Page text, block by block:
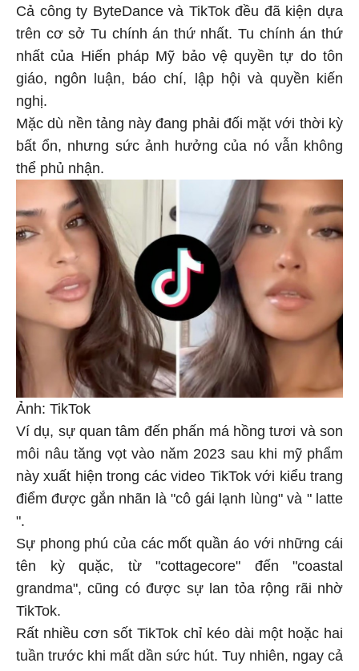
Cả công ty ByteDance và TikTok đều đã kiện dựa
trên cơ sở Tu chính án thứ nhất. Tu chính án thứ
nhất của Hiến pháp Mỹ bảo vệ quyền tự do tôn
giáo, ngôn luận, báo chí, lập hội và quyền kiến
nghị.
Mặc dù nền tảng này đang phải đối mặt với thời kỳ
bất ổn, nhưng sức ảnh hưởng của nó vẫn không
thể phủ nhận.
Ảnh: TikTok
Ví dụ, sự quan tâm đến phấn má hồng tươi và son
môi nâu tăng vọt vào năm 2023 sau khi mỹ phẩm
này xuất hiện trong các video TikTok với kiểu trang
điểm được gắn nhãn là "cô gái lạnh lùng" và " latte
".
Sự phong phú của các mốt quần áo với những cái
tên kỳ quặc, từ "cottagecore" đến "coastal
grandma", cũng có được sự lan tỏa rộng rãi nhờ
TikTok.
Rất nhiều cơn sốt TikTok chỉ kéo dài một hoặc hai
tuần trước khi mất dần sức hút. Tuy nhiên, ngay cả